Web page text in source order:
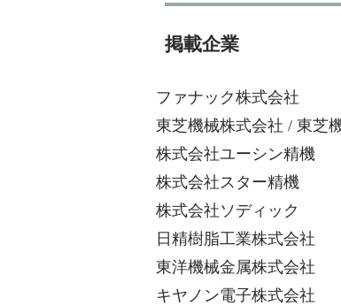
掲載企業
ファナック株式会社
東芝機械株式会社 / 東芝
株式会社ユーシン精機
株式会社スター精機
株式会社ソディック
日精樹脂工業株式会社
東洋機械金属株式会社
キヤノン電子株式会社